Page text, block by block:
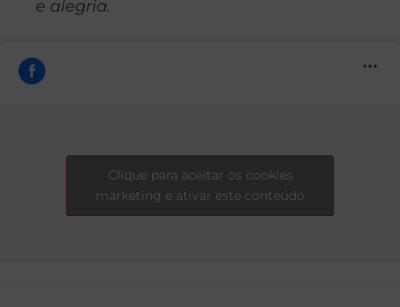
e alegria.
Clique para aceitar os cookies
marketing e ativar este conteúdo